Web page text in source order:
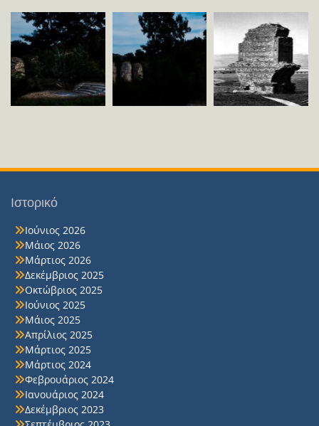
Ιστορικό
Ιούνιος 2026
Μάιος 2026
Μάρτιος 2026
Δεκέμβριος 2025
Οκτώβριος 2025
Ιούνιος 2025
Μάιος 2025
Απρίλιος 2025
Μάρτιος 2025
Μάρτιος 2024
Φεβρουάριος 2024
Ιανουάριος 2024
Δεκέμβριος 2023